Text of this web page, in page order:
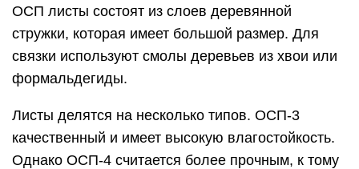
ОСП листы состоят из слоев деревянной
стружки, которая имеет большой размер. Для
связки используют смолы деревьев из хвои или
формальдегиды.
Листы делятся на несколько типов. ОСП-3
качественный и имеет высокую влагостойкость.
Однако ОСП-4 считается более прочным, к тому